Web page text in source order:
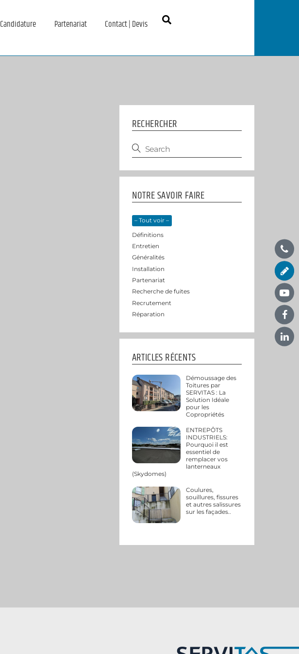
Search
Candidature Partenariat Contact | Devis
RECHERCHER
NOTRE SAVOIR FAIRE
– Tout voir –
Définitions
Entretien
Généralités
Installation
Partenariat
Recherche de fuites
Recrutement
Réparation
ARTICLES RÉCENTS
Démoussage des
Toitures par
SERVITAS : La
Solution Idéale
pour les
Copropriétés
ENTREPÔTS
INDUSTRIELS:
Pourquoi il est
essentiel de
remplacer vos
lanterneaux
(Skydomes)
Coulures,
souillures, fissures
et autres salissures
sur les façades..